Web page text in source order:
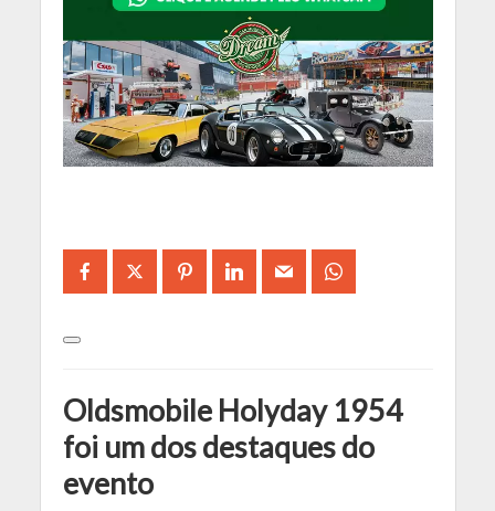
Oldsmobile Holyday 1954
foi um dos destaques do
evento